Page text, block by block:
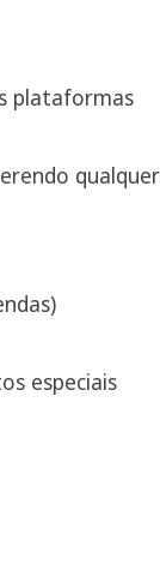
plataformas
qualquer
especiais